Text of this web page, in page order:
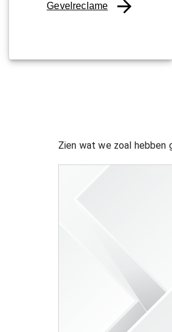
Gevelreclame
Zien wat we zoal hebben